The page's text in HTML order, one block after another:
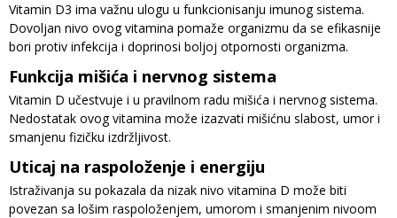
Vitamin D3 ima važnu ulogu u funkcionisanju imunog sistema.
Dovoljan nivo ovog vitamina pomaže organizmu da se efikasnije
bori protiv infekcija i doprinosi boljoj otpornosti organizma.
Funkcija mišića i nervnog sistema
Vitamin D učestvuje i u pravilnom radu mišića i nervnog sistema.
Nedostatak ovog vitamina može izazvati mišićnu slabost, umor i
smanjenu fizičku izdržljivost.
Uticaj na raspoloženje i energiju
Istraživanja su pokazala da nizak nivo vitamina D može biti
povezan sa lošim raspoloženjem, umorom i smanjenim nivoom